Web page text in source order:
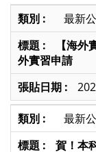
最新
【海
外實習申請
最新
賀！本